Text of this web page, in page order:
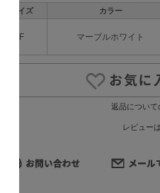
サイズ カラー
F マーブルホワイト
返品について
レビュー